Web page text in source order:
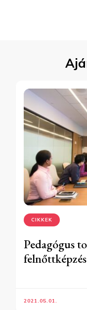
CIKKEK
Pedagógus
2021.05.01.